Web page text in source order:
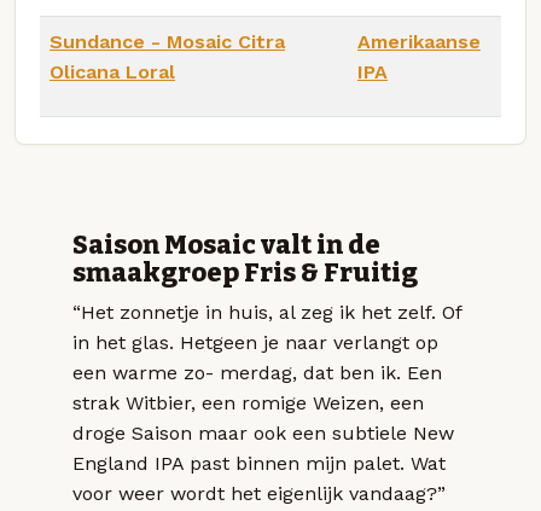
Sundance - Mosaic Citra
Olicana Loral
Amerikaanse
IPA
Saison Mosaic valt in de
smaakgroep Fris & Fruitig
“Het zonnetje in huis, al zeg ik het zelf. Of
in het glas. Hetgeen je naar verlangt op
een warme zo- merdag, dat ben ik. Een
strak Witbier, een romige Weizen, een
droge Saison maar ook een subtiele New
England IPA past binnen mijn palet. Wat
voor weer wordt het eigenlijk vandaag?”